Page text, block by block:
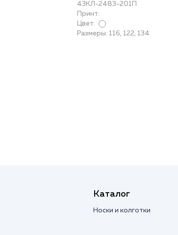
43КЛ-2483-201П
Принт:
Цвет:
Размеры: 116, 122, 134
Каталог
Носки и колготки